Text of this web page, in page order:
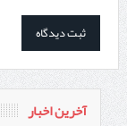
آخرین اخبار